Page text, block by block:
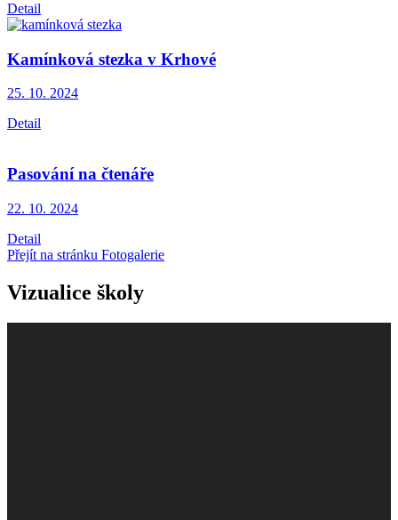
Detail
Kamínková stezka v Krhové
25. 10. 2024
Detail
Pasování na čtenáře
22. 10. 2024
Detail
Přejít na stránku Fotogalerie
Vizualice školy